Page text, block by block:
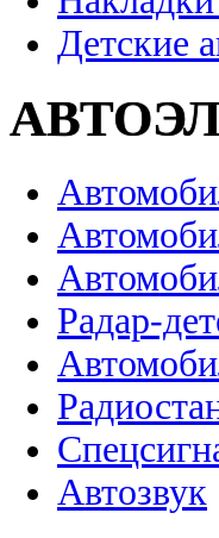
Детские
Радар-
Автозвук